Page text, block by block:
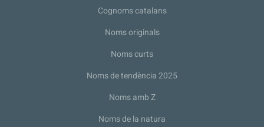
Cognoms catalans
Noms originals
Noms curts
Noms de tendència 2025
Noms amb Z
Noms de la natura